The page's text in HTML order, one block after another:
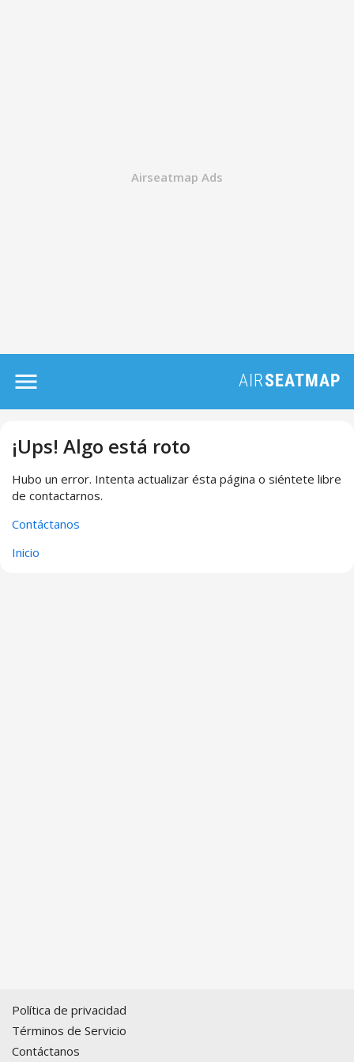
¡Ups! Algo está roto
Hubo un error. Intenta actualizar ésta página o siéntete libre
de contactarnos.
Contáctanos
Inicio
Política de privacidad
Términos de Servicio
Contáctanos